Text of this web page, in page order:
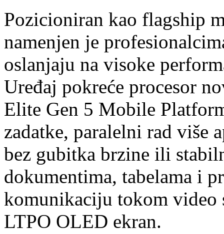
Pozicioniran kao flagship
namenjen je
oslanjaju na visoke
Uređaj pokreće procesor
Elite Gen 5 Mobile
zadatke, paralelni rad više
bez gubitka brzine ili
dokumentima, tabelama i
komunikaciju tokom video
LTPO OLED ekran.